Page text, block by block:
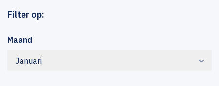
Filter op:
Maand
Januari